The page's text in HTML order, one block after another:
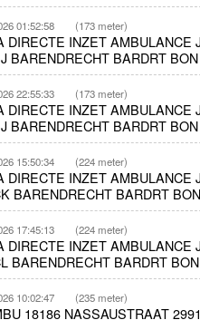
01:52:58 (173 meter)
DIRECTE INZET
BARENDRECHT BARDRT
22:55:33 (173 meter)
DIRECTE INZET
BARENDRECHT BARDRT
15:50:34 (224 meter)
DIRECTE INZET AMBULANCE
BARENDRECHT BARDRT
17:45:13 (224 meter)
DIRECTE INZET AMBULANCE
BARENDRECHT BARDRT
10:02:47 (235 meter)
18186 NASSAUSTRAAT